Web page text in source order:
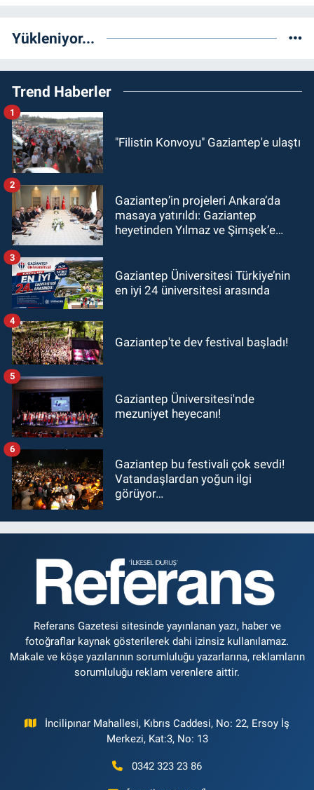
Yükleniyor...
Trend Haberler
"Filistin Konvoyu" Gaziantep'e ulaştı
1
Gaziantep’in projeleri Ankara’da
masaya yatırıldı: Gaziantep
heyetinden Yılmaz ve Şimşek’e
2
Gaziantep Üniversitesi Türkiye’nin
en iyi 24 üniversitesi arasında
3
Gaziantep'te dev festival başladı!
4
Gaziantep Üniversitesi'nde
mezuniyet heyecanı!
5
Gaziantep bu festivali çok sevdi!
Vatandaşlardan yoğun ilgi
görüyor…
6
Referans Gazetesi sitesinde yayınlanan yazı, haber ve
fotoğraflar kaynak gösterilerek dahi izinsiz kullanılamaz.
Makale ve köşe yazılarının sorumluluğu yazarlarına, reklamların
sorumluluğu reklam verenlere aittir.
İncilipınar Mahallesi, Kıbrıs Caddesi, No: 22, Ersoy İş
Merkezi, Kat:3, No: 13
0342 323 23 86